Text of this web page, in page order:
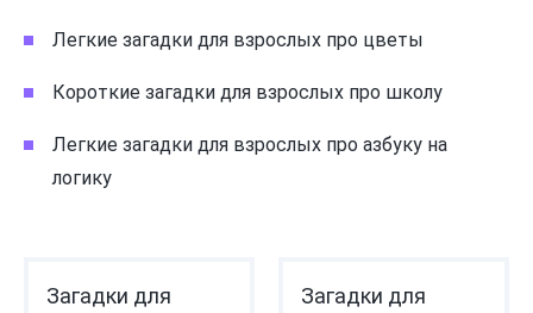
Легкие загадки для взрослых про цветы
Короткие загадки для взрослых про школу
Легкие загадки для взрослых про азбуку на
логику
Загадки для
Загадки для